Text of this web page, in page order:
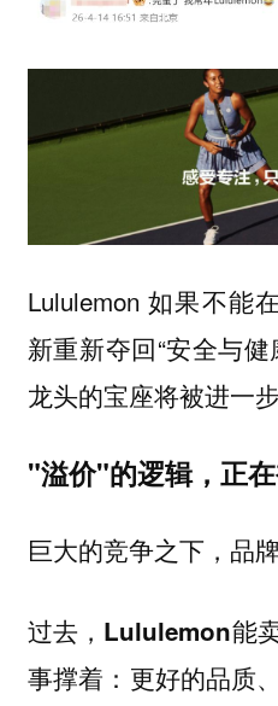
Lululemon 如果不能
新重新夺回“安全与
龙头的宝座将被进一步
"溢价"的逻辑，正
巨大的竞争之下，品牌
过去，Lululemon能
事撑着：更好的品质